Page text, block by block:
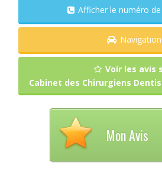
Afficher le
Navigation
Voir les avis
Cabinet des Chirurgiens
Mon Avis